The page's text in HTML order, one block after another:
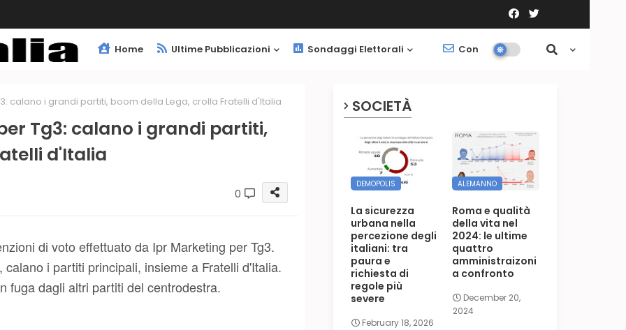
Home Ultime Pubblicazioni Sondaggi Elettorali Contatti Società
calano i grandi partiti, boom della Lega, crolla Fratelli d'Italia
Tg3: calano i grandi partiti,
d'Italia
0
di voto effettuato da Ipr Marketing per Tg3.
i partiti principali, insieme a Fratelli d'Italia.
fuga dagli altri partiti del centrodestra.
SOCIETÀ
DEMOPOLIS
La sicurezza
urbana nella
percezione degli
italiani: tra
paura e
richiesta di
regole più
severe
February 18, 2026
ALEMANNO
Roma e qualità
della vita nel
2024: le ultime
quattro
amministraizoni
a confronto
December 20,
2024